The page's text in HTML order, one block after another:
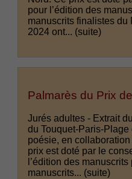
pour l’édition des
manuscrits finalistes du
2024 ont... (suite)
Palmarès du Prix
Jurés adultes - Extrait
du Touquet-Paris-
poésie, en
prix est doté par le
l’édition des
manuscrits... (suite)